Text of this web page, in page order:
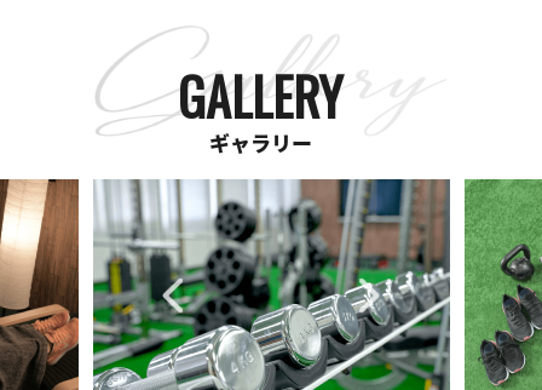
GALLERY
ギャラリー